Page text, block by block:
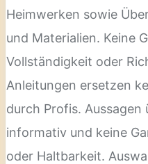
Heimwerken sowie
und Materialien. Keine
Vollständigkeit oder
Anleitungen ersetzen
durch Profis. Aussagen
informativ und keine
oder Haltbarkeit.